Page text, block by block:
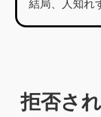
結局、人知れ
拒否さ